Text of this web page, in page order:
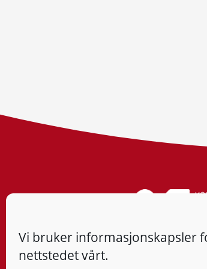
Vi bruker informasjonskapsler
nettstedet vårt.